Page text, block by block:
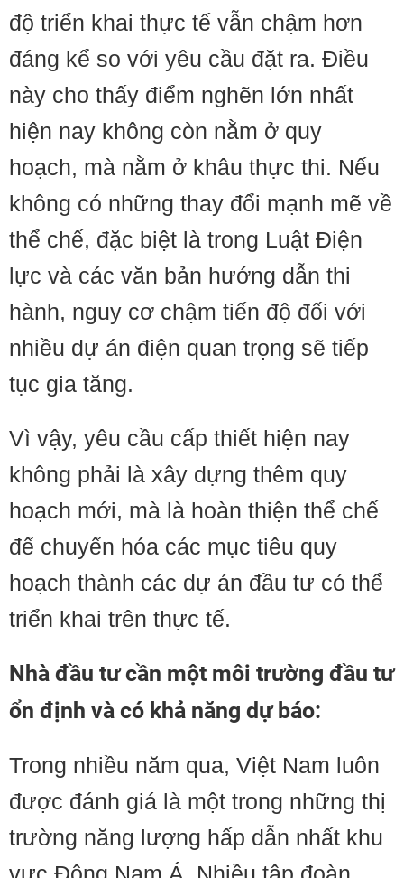
độ triển khai thực tế vẫn chậm hơn
đáng kể so với yêu cầu đặt ra. Điều
này cho thấy điểm nghẽn lớn nhất
hiện nay không còn nằm ở quy
hoạch, mà nằm ở khâu thực thi. Nếu
không có những thay đổi mạnh mẽ về
thể chế, đặc biệt là trong Luật Điện
lực và các văn bản hướng dẫn thi
hành, nguy cơ chậm tiến độ đối với
nhiều dự án điện quan trọng sẽ tiếp
tục gia tăng.
Vì vậy, yêu cầu cấp thiết hiện nay
không phải là xây dựng thêm quy
hoạch mới, mà là hoàn thiện thể chế
để chuyển hóa các mục tiêu quy
hoạch thành các dự án đầu tư có thể
triển khai trên thực tế.
Nhà đầu tư cần một môi trường đầu tư
ổn định và có khả năng dự báo:
Trong nhiều năm qua, Việt Nam luôn
được đánh giá là một trong những thị
trường năng lượng hấp dẫn nhất khu